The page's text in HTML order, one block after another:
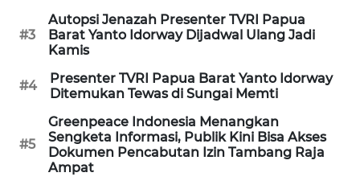
#3
Autopsi Jenazah Presenter TVRI Papua
Barat Yanto Idorway Dijadwal Ulang Jadi
Kamis
#4
Presenter TVRI Papua Barat Yanto Idorway
Ditemukan Tewas di Sungai Memti
#5
Greenpeace Indonesia Menangkan
Sengketa Informasi, Publik Kini Bisa Akses
Dokumen Pencabutan Izin Tambang Raja
Ampat
KARING
MARITIM
HUMBANG